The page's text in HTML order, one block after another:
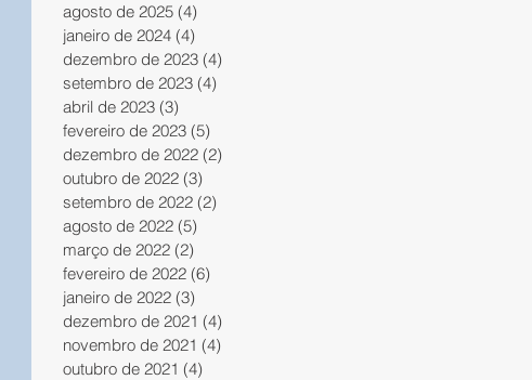
agosto de 2025 (4)
janeiro de 2024 (4)
dezembro de 2023 (4)
setembro de 2023 (4)
abril de 2023 (3)
fevereiro de 2023 (5)
dezembro de 2022 (2)
outubro de 2022 (3)
setembro de 2022 (2)
agosto de 2022 (5)
março de 2022 (2)
fevereiro de 2022 (6)
janeiro de 2022 (3)
dezembro de 2021 (4)
novembro de 2021 (4)
outubro de 2021 (4)